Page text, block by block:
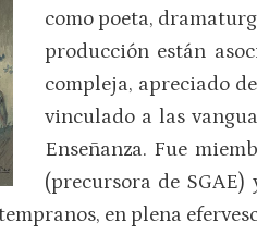
como poeta,
producción están
compleja, apreciado
vinculado a las
Enseñanza. Fue
(precursora de
en plena